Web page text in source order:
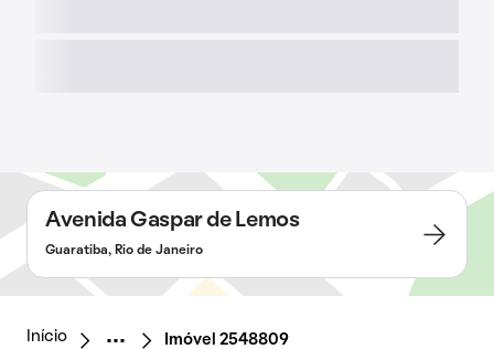
Avenida Gaspar de Lemos
Guaratiba, Rio de Janeiro
Início Imóvel 2548809